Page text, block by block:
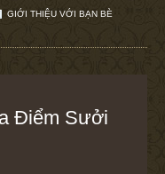
GIỚI THIỆU VỚI BẠN BÈ
Điểm Sưởi